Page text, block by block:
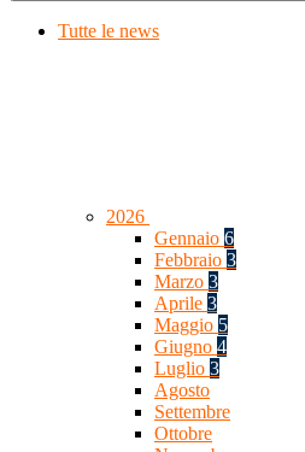
Tutte le news
2026
Gennaio 6
Febbraio 3
Marzo 3
Aprile 3
Maggio 5
Giugno 4
Luglio 3
Agosto
Settembre
Ottobre